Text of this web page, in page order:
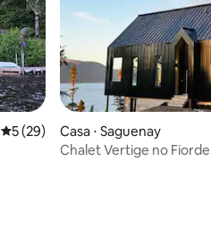
5 de uma avaliação média de 5,
5 (29)
Casa ⋅ Saguenay
Chalet Vertige no Fiorde